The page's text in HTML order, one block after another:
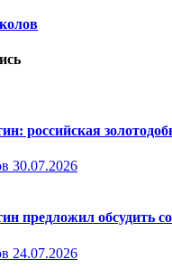
российская
30.07.2026
предложил обсудить
24.07.2026